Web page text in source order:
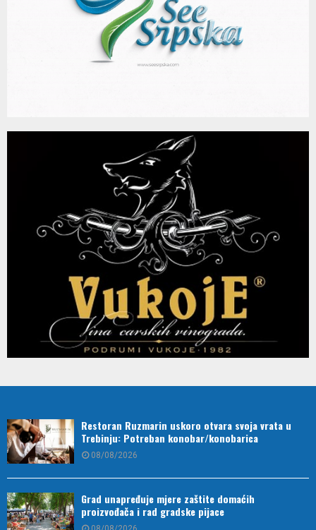
Restoran Ruzmarin uskoro otvara svoja vrata u
Trebinju: Potreban konobar/konobarica
08/08/2026
Grad unapređuje mjere zaštite domaćih
proizvođača i rad gradske pijace